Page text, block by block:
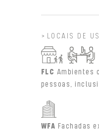
LOCAIS DE
FLC Ambientes
pessoas,
WFA Fachadas